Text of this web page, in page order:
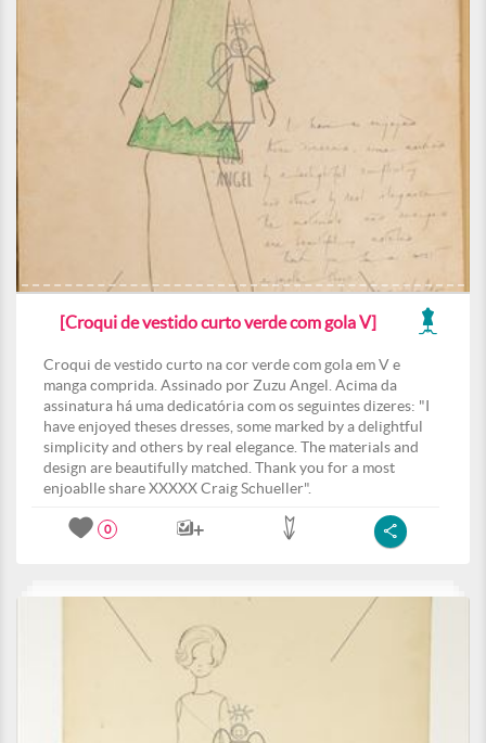
[Croqui de vestido curto verde com gola V]
Croqui de vestido curto na cor verde com gola em V e
manga comprida. Assinado por Zuzu Angel. Acima da
assinatura há uma dedicatória com os seguintes dizeres: "I
have enjoyed theses dresses, some marked by a delightful
simplicity and others by real elegance. The materials and
design are beautifully matched. Thank you for a most
enjoablle share XXXXX Craig Schueller".
0